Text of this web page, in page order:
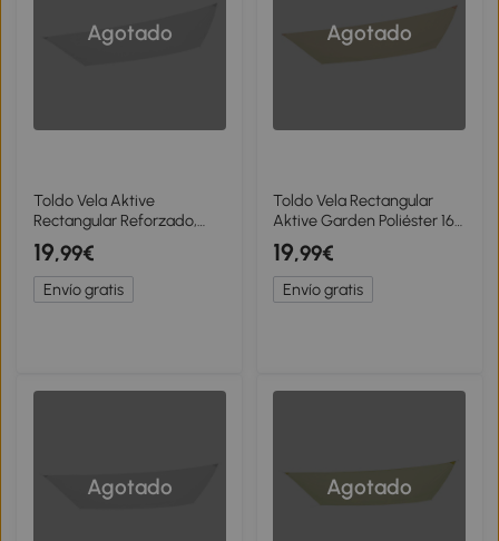
Agotado
Toldo Vela Aktive
Rectangular Reforzado,
300x200x0 Cm, Blanco
19,99€
Envío gratis
Agotado
Toldo Vela Rectangular
Aktive Garden Poliéster 160
G/m², 300x200 Cm,
Crema
19,99€
Envío gratis
Agotado Agotado